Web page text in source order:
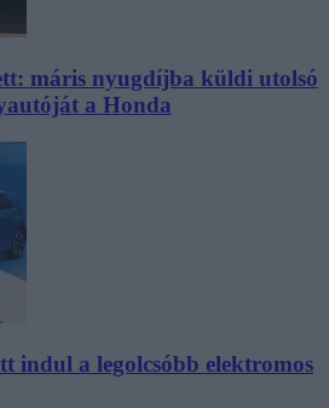
máris nyugdíjba küldi utolsó
a Honda
indul a legolcsóbb elektromos